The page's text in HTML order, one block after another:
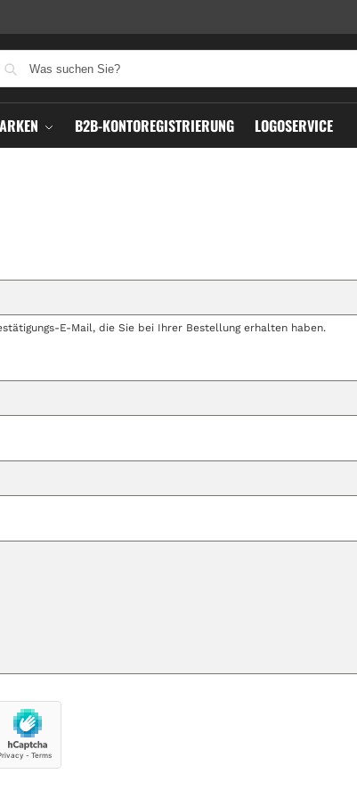
B2B-KONTOREGISTRIERUNG LOGOSERVICE
E-Mail, die Sie bei Ihrer Bestellung erhalten haben.